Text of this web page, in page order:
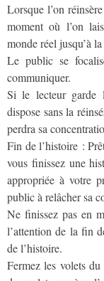
Lorsque l’on
moment où l’on
monde réel jusqu’à
Le public se
communiquer.
Si le lecteur garde
dispose sans la
perdra sa
Fin de l’histoire :
vous finissez une
appropriée à votre
public à relâcher sa
Ne finissez pas en
l’attention de la fin
de l’histoire.
Fermez les volets